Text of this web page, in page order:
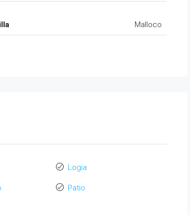
Luisa, Malloco, Peñaflor Malloco
Logia
Patio